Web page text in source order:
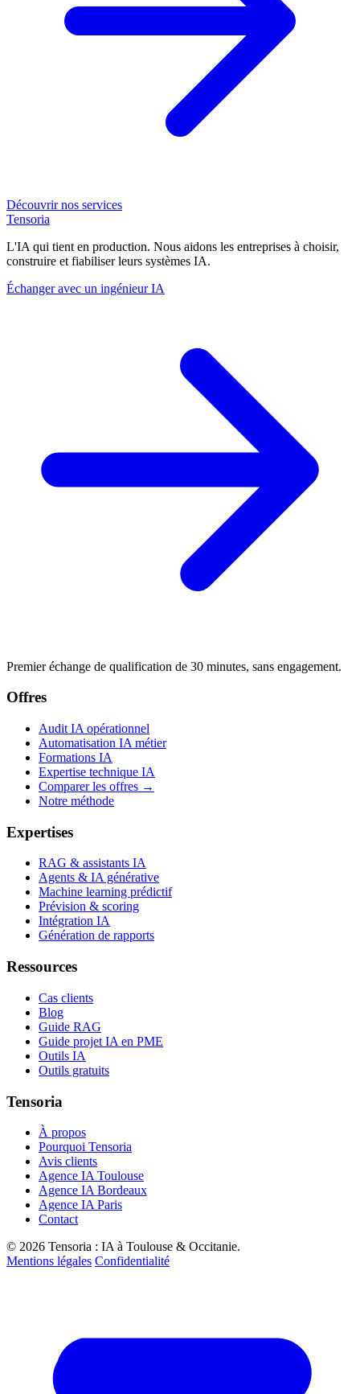
Découvrir nos services
Tensoria
L'IA qui tient en production. Nous aidons les entreprises à choisir,
construire et fiabiliser leurs systèmes IA.
Échanger avec un ingénieur IA
Premier échange de qualification de 30 minutes, sans engagement.
Offres
Audit IA opérationnel
Automatisation IA métier
Formations IA
Expertise technique IA
Comparer les offres →
Notre méthode
Expertises
RAG & assistants IA
Agents & IA générative
Machine learning prédictif
Prévision & scoring
Intégration IA
Génération de rapports
Ressources
Cas clients
Blog
Guide RAG
Guide projet IA en PME
Outils IA
Outils gratuits
Tensoria
À propos
Pourquoi Tensoria
Avis clients
Agence IA Toulouse
Agence IA Bordeaux
Agence IA Paris
Contact
© 2026 Tensoria : IA à Toulouse & Occitanie.
Mentions légales Confidentialité